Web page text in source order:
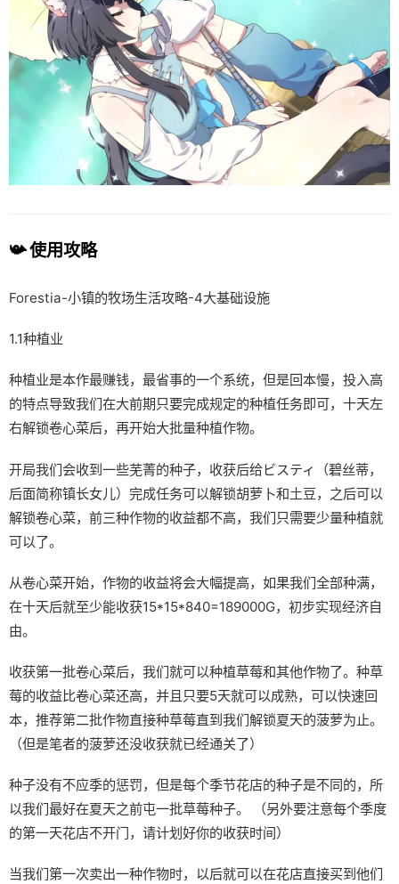
📯 使用攻略
Forestia-小镇的牧场生活攻略-4大基础设施
1.1种植业
种植业是本作最赚钱，最省事的一个系统，但是回本慢，投入高
的特点导致我们在大前期只要完成规定的种植任务即可，十天左
右解锁卷心菜后，再开始大批量种植作物。
开局我们会收到一些芜菁的种子，收获后给ビスティ（碧丝蒂，
后面简称镇长女儿）完成任务可以解锁胡萝卜和土豆，之后可以
解锁卷心菜，前三种作物的收益都不高，我们只需要少量种植就
可以了。
从卷心菜开始，作物的收益将会大幅提高，如果我们全部种满，
在十天后就至少能收获15*15*840=189000G，初步实现经济自
由。
收获第一批卷心菜后，我们就可以种植草莓和其他作物了。种草
莓的收益比卷心菜还高，并且只要5天就可以成熟，可以快速回
本，推荐第二批作物直接种草莓直到我们解锁夏天的菠萝为止。
（但是笔者的菠萝还没收获就已经通关了）
种子没有不应季的惩罚，但是每个季节花店的种子是不同的，所
以我们最好在夏天之前屯一批草莓种子。 （另外要注意每个季度
的第一天花店不开门，请计划好你的收获时间）
当我们第一次卖出一种作物时，以后就可以在花店直接买到他们